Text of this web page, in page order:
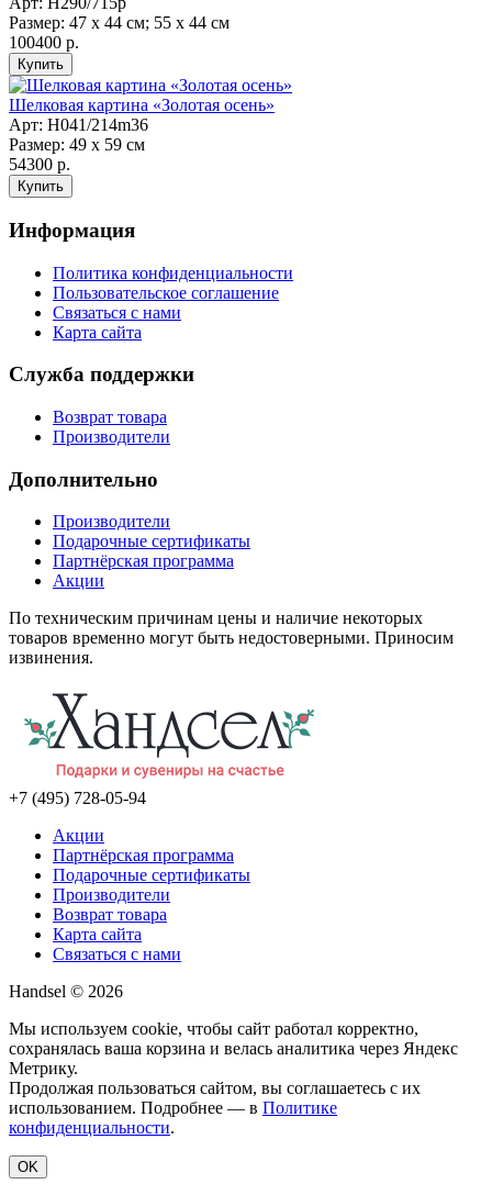
Размер: 47 х 44 см; 55 х 44 см
100400 р.
Шелковая картина «Золотая осень»
Арт: Н041/214m36
Размер: 49 х 59 см
54300 р.
Информация
Политика конфиденциальности
Пользовательское соглашение
Связаться с нами
Карта сайта
Служба поддержки
Возврат товара
Производители
Дополнительно
Производители
Подарочные сертификаты
Партнёрская программа
Акции
По техническим причинам цены и наличие некоторых
товаров временно могут быть недостоверными. Приносим
извинения.
+7 (495) 728-05-94
Акции
Партнёрская программа
Подарочные сертификаты
Производители
Возврат товара
Карта сайта
Связаться с нами
Handsel © 2026
Мы используем cookie, чтобы сайт работал корректно,
сохранялась ваша корзина и велась аналитика через Яндекс
Метрику.
Продолжая пользоваться сайтом, вы соглашаетесь с их
использованием. Подробнее — в Политике
конфиденциальности.
OK